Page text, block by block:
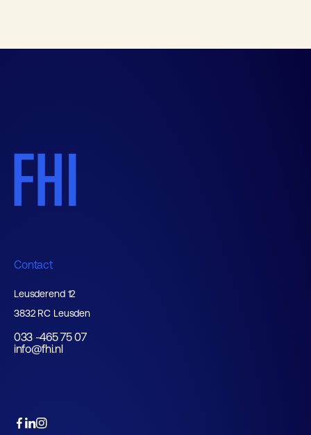
Contact
Leusderend 12
3832 RC Leusden
033 -465 75 07
info@fhi.nl